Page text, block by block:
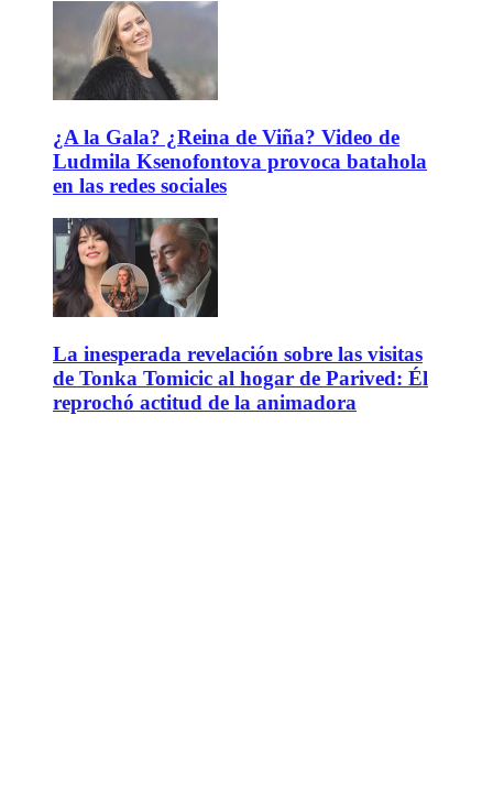
¿A la Gala? ¿Reina de Viña? Video de
Ludmila Ksenofontova provoca batahola
en las redes sociales
La inesperada revelación sobre las visitas
de Tonka Tomicic al hogar de Parived: Él
reprochó actitud de la animadora